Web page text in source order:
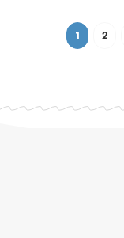
1 2